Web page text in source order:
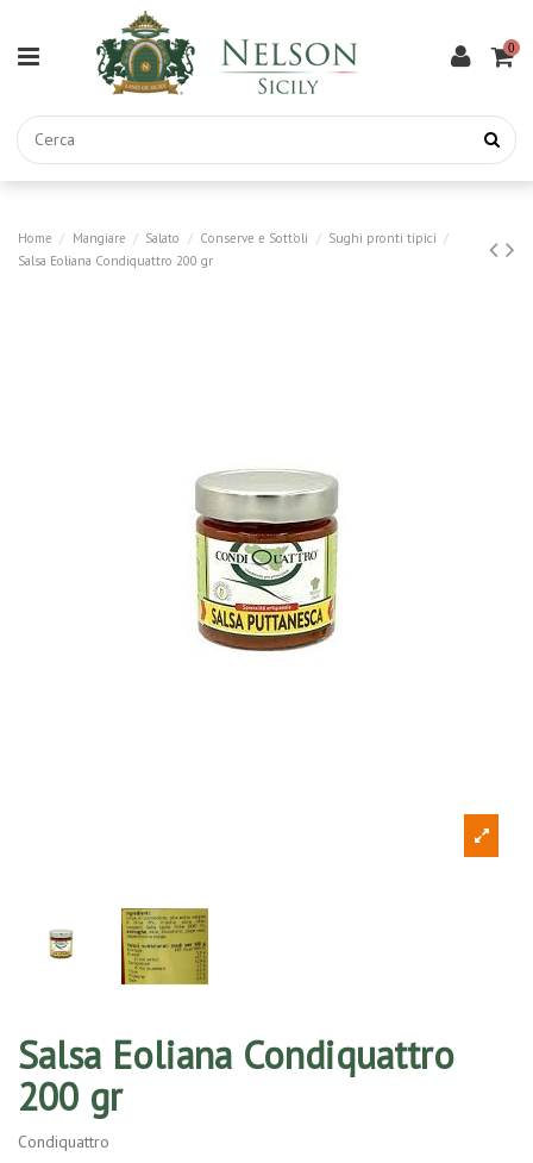
0
Home Mangiare Salato Conserve e Sott'oli
Sughi pronti tipici
Salsa Eoliana Condiquattro 200 gr
Salsa Eoliana Condiquattro
200 gr
Condiquattro